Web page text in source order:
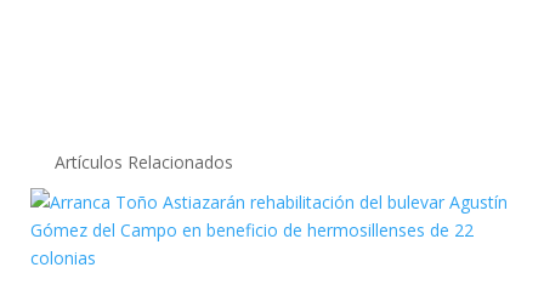
Artículos Relacionados